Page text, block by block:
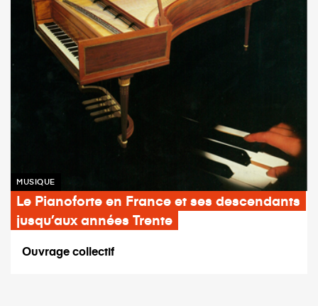
MUSIQUE
Le Pianoforte en France et ses descendants
jusqu’aux années Trente
Ouvrage collectif